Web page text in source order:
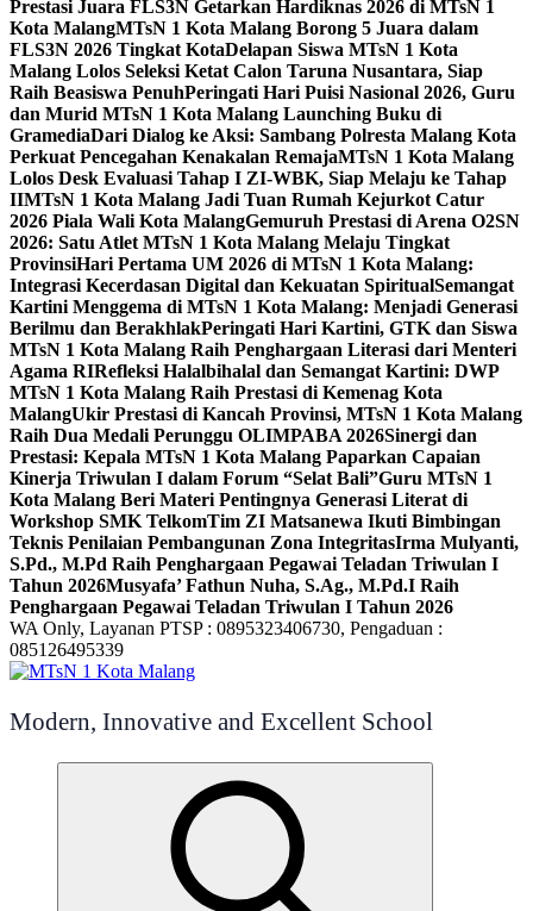
Prestasi Juara FLS3N Getarkan Hardiknas 2026 di MTsN 1
Kota MalangMTsN 1 Kota Malang Borong 5 Juara dalam
FLS3N 2026 Tingkat KotaDelapan Siswa MTsN 1 Kota
Malang Lolos Seleksi Ketat Calon Taruna Nusantara, Siap
Raih Beasiswa PenuhPeringati Hari Puisi Nasional 2026, Guru
dan Murid MTsN 1 Kota Malang Launching Buku di
GramediaDari Dialog ke Aksi: Sambang Polresta Malang Kota
Perkuat Pencegahan Kenakalan RemajaMTsN 1 Kota Malang
Lolos Desk Evaluasi Tahap I ZI-WBK, Siap Melaju ke Tahap
IIMTsN 1 Kota Malang Jadi Tuan Rumah Kejurkot Catur
2026 Piala Wali Kota MalangGemuruh Prestasi di Arena O2SN
2026: Satu Atlet MTsN 1 Kota Malang Melaju Tingkat
ProvinsiHari Pertama UM 2026 di MTsN 1 Kota Malang:
Integrasi Kecerdasan Digital dan Kekuatan SpiritualSemangat
Kartini Menggema di MTsN 1 Kota Malang: Menjadi Generasi
Berilmu dan BerakhlakPeringati Hari Kartini, GTK dan Siswa
MTsN 1 Kota Malang Raih Penghargaan Literasi dari Menteri
Agama RIRefleksi Halalbihalal dan Semangat Kartini: DWP
MTsN 1 Kota Malang Raih Prestasi di Kemenag Kota
MalangUkir Prestasi di Kancah Provinsi, MTsN 1 Kota Malang
Raih Dua Medali Perunggu OLIMPABA 2026Sinergi dan
Prestasi: Kepala MTsN 1 Kota Malang Paparkan Capaian
Kinerja Triwulan I dalam Forum “Selat Bali”Guru MTsN 1
Kota Malang Beri Materi Pentingnya Generasi Literat di
Workshop SMK TelkomTim ZI Matsanewa Ikuti Bimbingan
Teknis Penilaian Pembangunan Zona IntegritasIrma Mulyanti,
S.Pd., M.Pd Raih Penghargaan Pegawai Teladan Triwulan I
Tahun 2026Musyafa’ Fathun Nuha, S.Ag., M.Pd.I Raih
Penghargaan Pegawai Teladan Triwulan I Tahun 2026
WA Only, Layanan PTSP : 0895323406730, Pengaduan :
085126495339
Modern, Innovative and Excellent School